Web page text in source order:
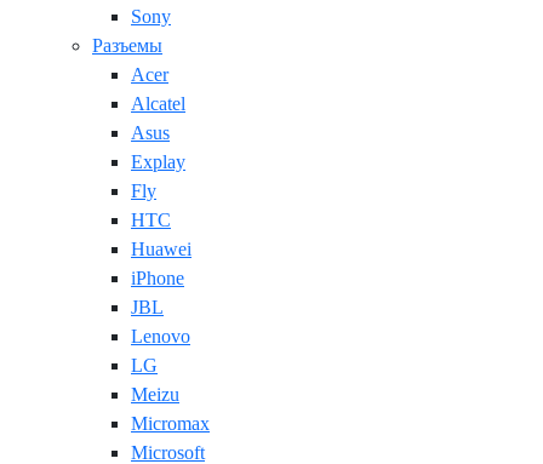
Sony
Разъемы
Acer
Alcatel
Asus
Explay
Fly
HTC
Huawei
iPhone
JBL
Lenovo
LG
Meizu
Micromax
Microsoft